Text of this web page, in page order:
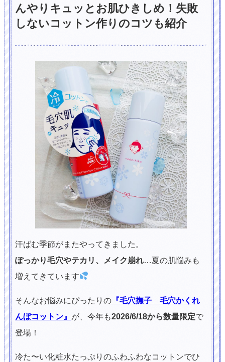
んやりキュッとお肌ひきしめ！失敗
しないコットン作りのコツも紹介
汗ばむ季節がまたやってきました。
ぽっかり毛穴やテカリ、メイク崩れ…夏の肌悩みも
増えてきています
そんなお悩みにぴったりの『毛穴撫子 毛穴かくれ
んぼコットン』 が、今年も2026/6/18から数量限定で
登場！
冷た〜い化粧水たっぷりのふわふわなコットンでひ